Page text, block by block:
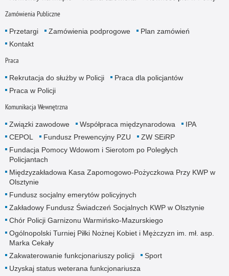
Zamówienia Publiczne
Przetargi Zamówienia podprogowe
Plan zamówień
Kontakt
Praca
Rekrutacja do służby w Policji
Praca dla policjantów
Praca w Policji
Komunikacja Wewnętrzna
Związki zawodowe Współpraca międzynarodowa
IPA
CEPOL
Fundusz Prewencyjny PZU
ZW SEiRP
Fundacja Pomocy Wdowom i Sierotom po Poległych
Policjantach
Międzyzakładowa Kasa Zapomogowo-Pożyczkowa Przy KWP w
Olsztynie
Fundusz socjalny emerytów policyjnych
Zakładowy Fundusz Świadczeń Socjalnych KWP w Olsztynie
Chór Policji Garnizonu Warmińsko-Mazurskiego
Ogólnopolski Turniej Piłki Nożnej Kobiet i Mężczyzn im. mł. asp.
Marka Cekały
Zakwaterowanie funkcjonariuszy policji
Sport
Uzyskaj status weterana funkcjonariusza